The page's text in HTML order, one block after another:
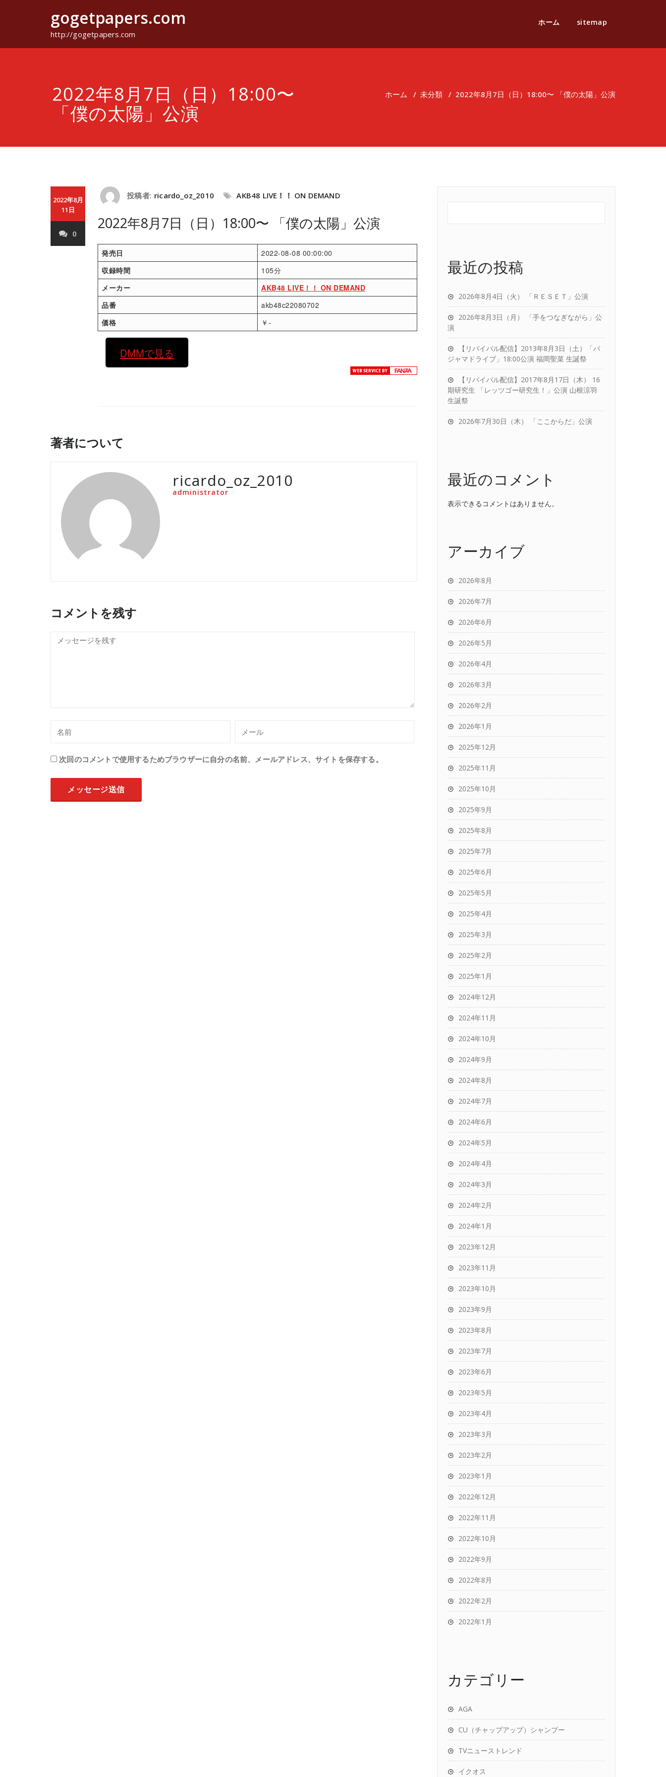
gogetpapers.com
http://gogetpapers.com
ホーム sitemap
2022年8月7日（日）18:00〜
「僕の太陽」公演
ホーム / 未分類 / 2022年8月7日（日）18:00〜 「僕の太陽」公演
2022年8月
11日
0
投稿者: ricardo_oz_2010 AKB48 LIVE！！ ON DEMAND
2022年8月7日（日）18:00〜 「僕の太陽」公演
発売日
2022-08-08 00:00:00
収録時間
105分
メーカー
AKB48 LIVE！！ ON DEMAND
品番
akb48c22080702
価格
￥-
DMMで見る
著者について
ricardo_oz_2010
administrator
コメントを残す
次回のコメントで使用するためブラウザーに自分の名前、メールアドレス、サイトを保存する。
最近の投稿
2026年8月4日（火） 「ＲＥＳＥＴ」公演
2026年8月3日（月） 「手をつなぎながら」公
演
【リバイバル配信】2013年8月3日（土）「パ
ジャマドライブ」18:00公演 福岡聖菜 生誕祭
【リバイバル配信】2017年8月17日（木） 16
期研究生 「レッツゴー研究生！」公演 山根涼羽
生誕祭
2026年7月30日（木） 「ここからだ」公演
最近のコメント
表示できるコメントはありません。
アーカイブ
2026年8月
2026年7月
2026年6月
2026年5月
2026年4月
2026年3月
2026年2月
2026年1月
2025年12月
2025年11月
2025年10月
2025年9月
2025年8月
2025年7月
2025年6月
2025年5月
2025年4月
2025年3月
2025年2月
2025年1月
2024年12月
2024年11月
2024年10月
2024年9月
2024年8月
2024年7月
2024年6月
2024年5月
2024年4月
2024年3月
2024年2月
2024年1月
2023年12月
2023年11月
2023年10月
2023年9月
2023年8月
2023年7月
2023年6月
2023年5月
2023年4月
2023年3月
2023年2月
2023年1月
2022年12月
2022年11月
2022年10月
2022年9月
2022年8月
2022年2月
2022年1月
カテゴリー
AGA
CU（チャップアップ）シャンプー
TVニューストレンド
イクオス